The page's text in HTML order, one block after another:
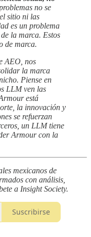
no se
sitio ni las
es un problema
la marca. Estos
de marca.
AEO, nos
la marca
Piense en
LLM ven las
está
la innovación y
se refuerzan
un LLM tiene
Armour con la
mexicanos de
con análisis,
a Insight Society.
Suscribirse